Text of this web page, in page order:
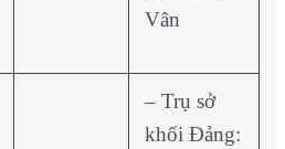
Vân
– Trụ sở
khối Đảng: